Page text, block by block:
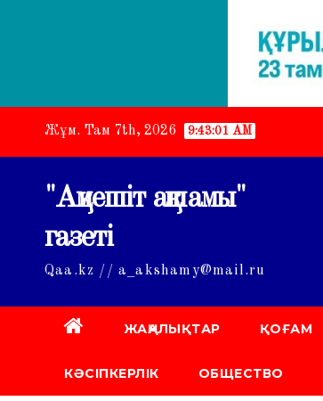
Жұм. Там 7th, 2026 9:43:02 AM
"Ақмешіт ақшамы"
газеті
Qaa.kz // a_akshamy@mail.ru
ЖАҢАЛЫҚТАР ҚОҒАМ
КӘСІПКЕРЛІК ОБЩЕСТВО